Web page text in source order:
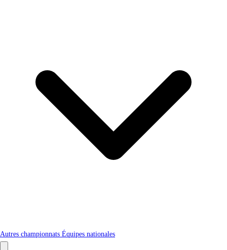
Autres championnats Équipes nationales